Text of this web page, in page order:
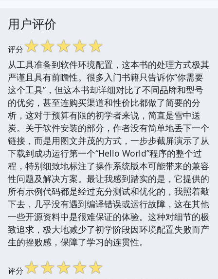
用户评价
评分☆☆☆☆☆
从工具准备到软件环境配置，这本书的处理方式极其
严谨且具有前瞻性。很多入门书籍只告诉你“你需要
这个工具”，但这本书却详细对比了不同品牌和型号
的优劣，甚至连购买渠道和性价比都做了简要的分
析，这对于预算有限的初学者来说，简直是雪中送
炭。关于软件安装的部分，作者没有简单地丢下一个
链接，而是用图文并茂的方式，一步步截屏演示了从
下载到成功运行第一个“Hello World”程序的整个过
程，特别细致地标注了操作系统版本可能带来的兼容
性问题及解决方案。最让我感到踏实的是，它提供的
所有示例代码都是经过充分测试和优化的，我照着敲
下去，几乎没有遇到编译错误或运行故障，这在其他
一些开源资料中是很难保证的体验。这种对细节的极
致追求，极大地减少了初学阶段因环境配置失败而产
生的挫败感，保障了学习的连贯性。
评分☆☆☆☆☆